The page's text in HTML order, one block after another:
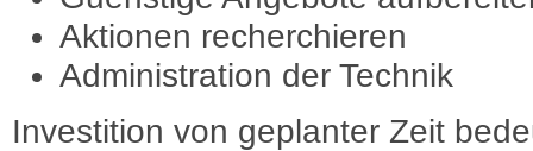
Aktionen recherchieren
Administration der Technik
Investition von geplanter Zeit